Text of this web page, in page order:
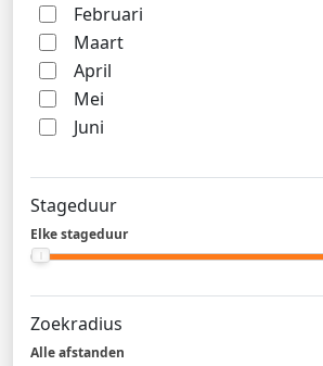
Februari
Maart
April
Mei
Juni
Stageduur
Elke stageduur
Zoekradius
Alle afstanden